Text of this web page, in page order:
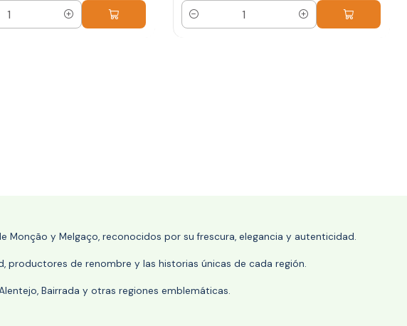
Cantidad
Monção y Melgaço, reconocidos por su frescura, elegancia y autenticidad.
productores de renombre y las historias únicas de cada región.
Bairrada y otras regiones emblemáticas.